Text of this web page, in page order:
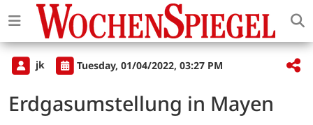
jk Tuesday, 01/04/2022, 03:27 PM
Erdgasumstellung in Mayen